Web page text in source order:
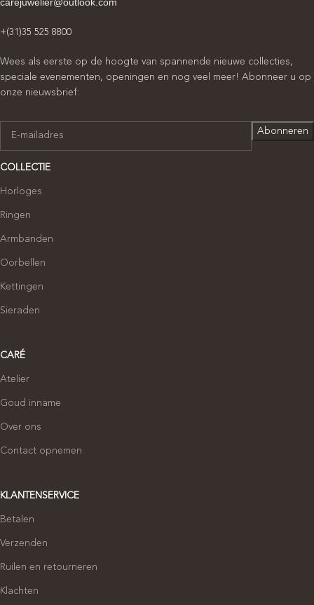
+(31)35 525 8800
Wees als eerste op de hoogte van spannende nieuwe collecties,
speciale evenementen, openingen en nog veel meer! Abonneer u op
onze nieuwsbrief:
COLLECTIE
Horloges
Ringen
Armbanden
Oorbellen
Kettingen
Sieraden
CARÉ
Atelier
Goud inname
Over ons
Contact opnemen
KLANTENSERVICE
Betalen
Verzenden
Ruilen en retourneren
Klachten